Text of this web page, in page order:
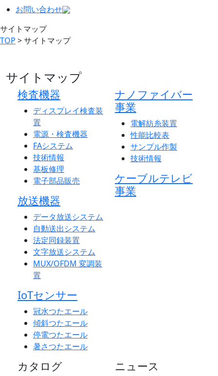
お問い合わせ
サイトマップ
TOP > サイトマップ
サイトマップ
検査機器
ディスプレイ検査装
置
電源・検査機器
FAシステム
技術情報
基板修理
電子部品販売
放送機器
データ放送システム
自動送出システム
法定同録装置
文字放送システム
MUX/OFDM 変調装
置
IoTセンサー
冠水つたエール
傾斜つたエール
停電つたエール
暑さつたエール
ナノファイバー
事業
電解紡糸装置
性能比較表
サンプル作製
技術情報
ケーブルテレビ
事業
カタログ ニュース